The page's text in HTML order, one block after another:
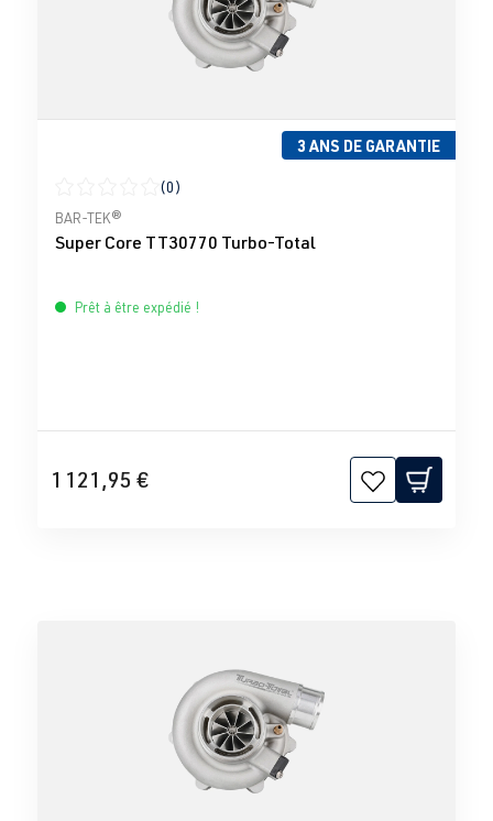
3 ANS DE GARANTIE
Note moyenne de 0 sur 5 étoiles
(0)
BAR-TEK®
Super Core TT30770 Turbo-Total
Prêt à être expédié !
1 121,95 €